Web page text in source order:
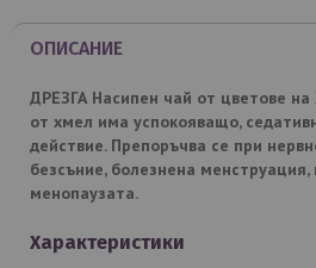
ОПИСАНИЕ
ДРЕЗГА Насипен чай от цветове на
от хмел има успокояващо,
действие. Препоръчва се при
безсъние, болезнена
менопаузата.
Характеристики